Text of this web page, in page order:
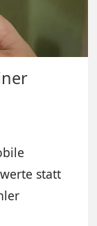
statt